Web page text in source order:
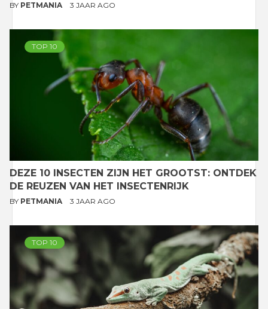
BY PETMANIA 3 JAAR AGO
TOP 10
DEZE 10 INSECTEN ZIJN HET GROOTST: ONTDEK
DE REUZEN VAN HET INSECTENRIJK
BY PETMANIA 3 JAAR AGO
TOP 10